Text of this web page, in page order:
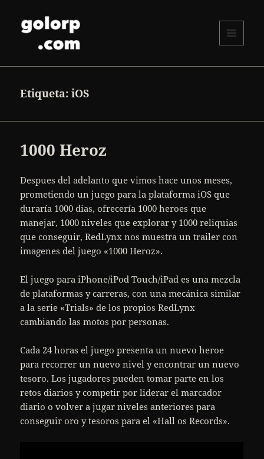
WIDGETS
Etiqueta:iOS
1000 Heroz
Despues del adelanto que vimos hace unos meses,
prometiendo un juego para la plataforma iOS que
duraría 1000 dias, ofrecería 1000 heroes que
manejar, 1000 niveles que explorar y 1000 reliquias
que conseguir, RedLynx nos muestra un trailer con
imagenes del juego «1000 Heroz».
El juego para iPhone/iPod Touch/iPad es una mezcla
de plataformas y carreras, con una mecánica similar
a la serie «Trials» de los propios RedLynx
cambiando las motos por personas.
Cada 24 horas el juego presenta un nuevo heroe
para recorrer un nuevo nivel y encontrar un nuevo
tesoro. Los jugadores pueden tomar parte en los
retos diarios y competir por liderar el marcador
diario o volver a jugar niveles anteriores para
conseguir oro y tesoros para el «Hall os Records».